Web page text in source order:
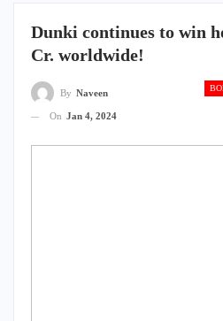
Dunki continues to win
Cr. worldwide!
By Naveen
On Jan 4, 2024